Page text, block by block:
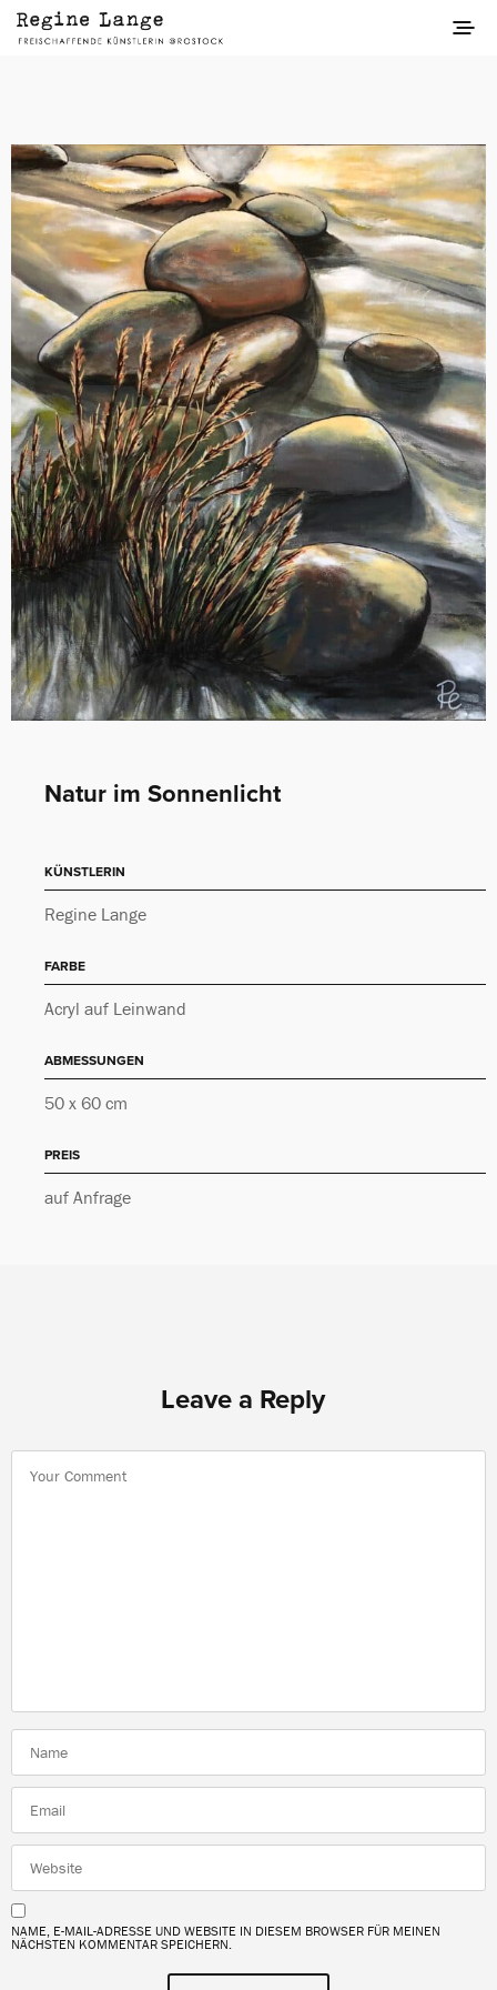
Natur im Sonnenlicht
KÜNSTLERIN
Regine Lange
FARBE
Acryl auf Leinwand
ABMESSUNGEN
50 x 60 cm
PREIS
auf Anfrage
Leave a Reply
NAME, E-MAIL-ADRESSE UND WEBSITE IN DIESEM BROWSER FÜR MEINEN
NÄCHSTEN KOMMENTAR SPEICHERN.